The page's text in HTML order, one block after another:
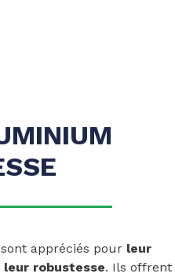
sont appréciés pour leur
robustesse. Ils offrent